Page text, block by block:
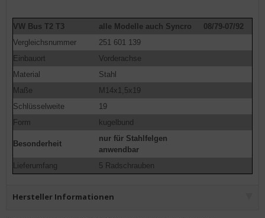
VW Bus T2 T3 alle Modelle auch Syncro
08/79-07/92
Vergleichsnummer
251 601 139
Einbauort
Vorderachse
Material
Stahl
Maße
M14x1,5x19
Schlüsselweite
19
Form
kugelbund
Besonderheit
nur für Stahlfelgen
anwendbar
Lieferumfang
5 Radschrauben
Hersteller Informationen